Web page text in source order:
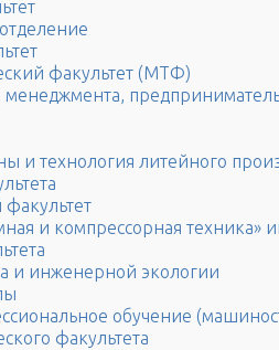
факультет (МТФ)
менеджмента,
и технология литейного
и компрессорная техника»
и инженерной экологии
обучение
факультета